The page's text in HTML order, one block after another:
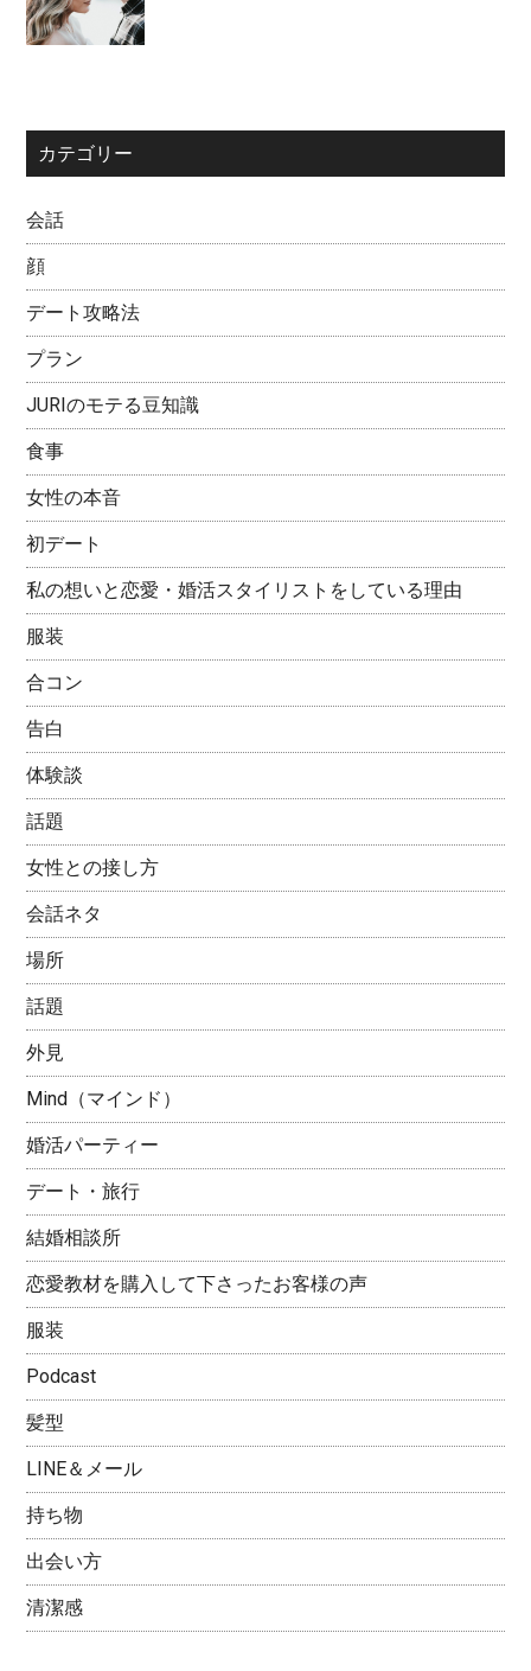
カテゴリー
会話
顔
デート攻略法
プラン
JURIのモテる豆知識
食事
女性の本音
初デート
私の想いと恋愛・婚活スタイリストをしている理由
服装
合コン
告白
体験談
話題
女性との接し方
会話ネタ
場所
話題
外見
Mind（マインド）
婚活パーティー
デート・旅行
結婚相談所
恋愛教材を購入して下さったお客様の声
服装
Podcast
髪型
LINE＆メール
持ち物
出会い方
清潔感